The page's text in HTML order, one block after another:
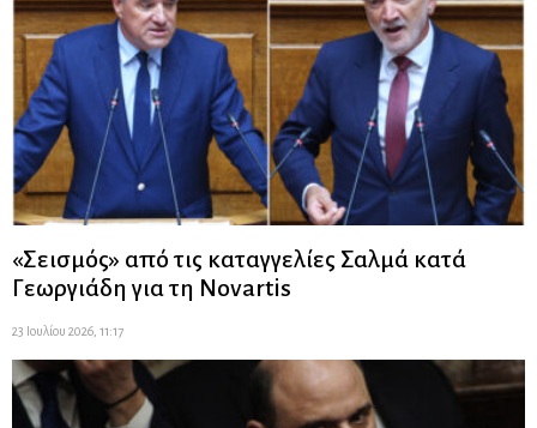
«Σεισμός» από τις καταγγελίες Σαλμά κατά
Γεωργιάδη για τη Novartis
23 Ιουλίου 2026, 11:17